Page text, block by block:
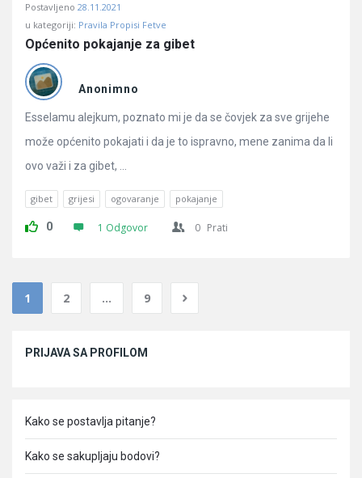
Postavljeno 28.11.2021
u kategoriji: Pravila Propisi Fetve
Općenito pokajanje za gibet
Anonimno
Esselamu alejkum, poznato mi je da se čovjek za sve grijehe
može općenito pokajati i da je to ispravno, mene zanima da li
ovo važi i za gibet, ...
gibet grijesi ogovaranje pokajanje
0 1 Odgovor 0 Prati
1 2 … 9
PRIJAVA SA PROFILOM
Kako se postavlja pitanje?
Kako se sakupljaju bodovi?